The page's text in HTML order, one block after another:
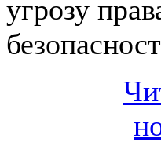
угрозу